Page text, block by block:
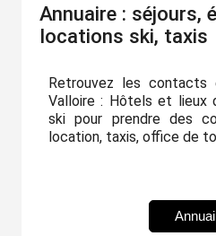
Annuaire : séjours,
locations ski, taxis
Retrouvez les
Valloire : Hôtels et lieux
ski pour prendre des
location, taxis, office de